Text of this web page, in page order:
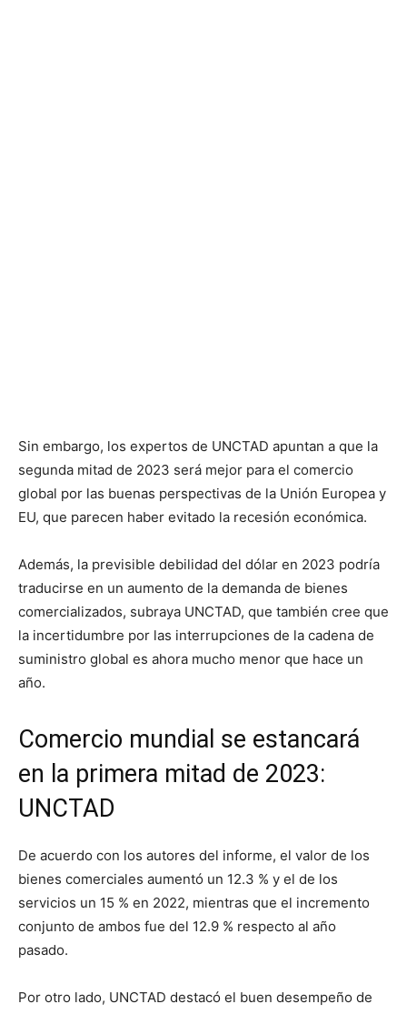
Sin embargo, los expertos de UNCTAD apuntan a que la
segunda mitad de 2023 será mejor para el comercio
global por las buenas perspectivas de la Unión Europea y
EU, que parecen haber evitado la recesión económica.
Además, la previsible debilidad del dólar en 2023 podría
traducirse en un aumento de la demanda de bienes
comercializados, subraya UNCTAD, que también cree que
la incertidumbre por las interrupciones de la cadena de
suministro global es ahora mucho menor que hace un
año.
Comercio mundial se estancará
en la primera mitad de 2023:
UNCTAD
De acuerdo con los autores del informe, el valor de los
bienes comerciales aumentó un 12.3 % y el de los
servicios un 15 % en 2022, mientras que el incremento
conjunto de ambos fue del 12.9 % respecto al año
pasado.
Por otro lado, UNCTAD destacó el buen desempeño de